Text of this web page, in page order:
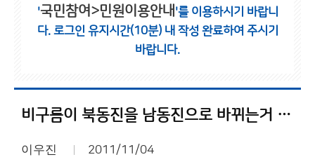
'국민참여>민원이용안내 '를 이용하시기 바랍니
다. 로그인 유지시간(10분) 내 작성 완료하여 주시기
바랍니다.
비구름이 북동진을 남동진으로 바뀌는거 같네요
이우진 2011/11/04